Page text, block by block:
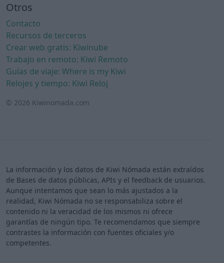
Otros
Contacto
Recursos de terceros
Crear web gratis: Kiwinube
Trabajo en remoto: Kiwi Remoto
Guías de viaje: Where is my Kiwi
Relojes y tiempo: Kiwi Reloj
© 2026 Kiwinomada.com
La información y los datos de Kiwi Nómada están extraídos
de Bases de datos públicas, APIs y el feedback de usuarios.
Aunque intentamos que sean lo más ajustados a la
realidad, Kiwi Nómada no se responsabiliza sobre el
contenido ni la veracidad de los mismos ni ofrece
garantías de ningún tipo. Te recomendamos que siempre
contrastes la información con fuentes oficiales y/o
competentes.